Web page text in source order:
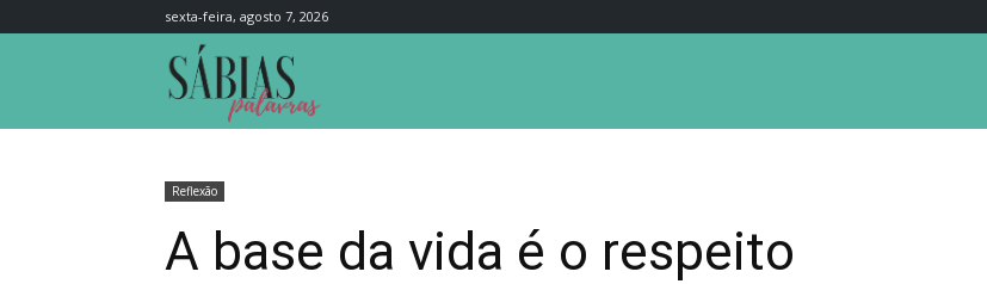
sexta-feira, agosto 7, 2026
Reflexão
A base da vida é o respeito